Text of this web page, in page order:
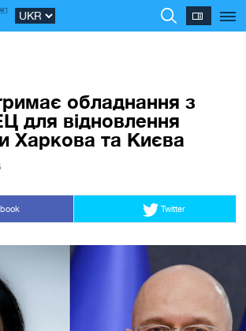
обладнання з
для відновлення
Харкова та Києва
Twitter